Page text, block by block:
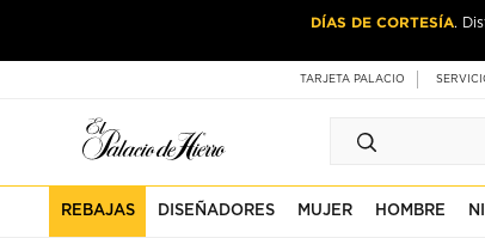
DÍAS DE CORTESÍA.
TARJETA PALACIO
REBAJAS DISEÑADORES MUJER HOMBRE